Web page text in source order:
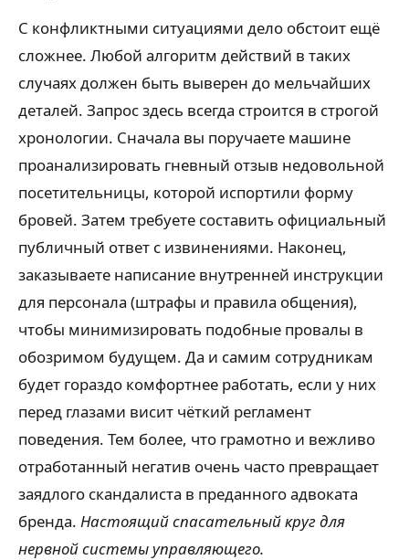
С конфликтными ситуациями дело обстоит ещё
сложнее. Любой алгоритм действий в таких
случаях должен быть выверен до мельчайших
деталей. Запрос здесь всегда строится в строгой
хронологии. Сначала вы поручаете машине
проанализировать гневный отзыв недовольной
посетительницы, которой испортили форму
бровей. Затем требуете составить официальный
публичный ответ с извинениями. Наконец,
заказываете написание внутренней инструкции
для персонала (штрафы и правила общения),
чтобы минимизировать подобные провалы в
обозримом будущем. Да и самим сотрудникам
будет гораздо комфортнее работать, если у них
перед глазами висит чёткий регламент
поведения. Тем более, что грамотно и вежливо
отработанный негатив очень часто превращает
заядлого скандалиста в преданного адвоката
бренда. Настоящий спасательный круг для
нервной системы управляющего.